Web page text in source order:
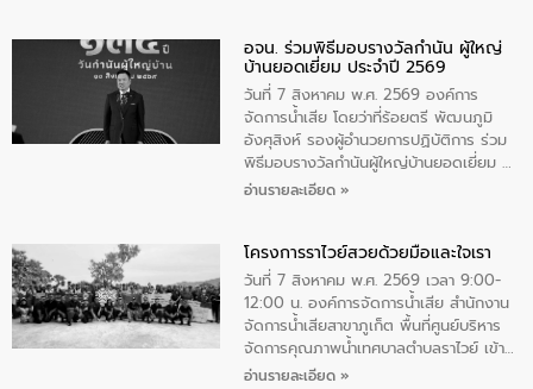
ทิพย์คำ รองผู้ว่าราชการจังหวัดมุกดาหาร
เป็นประธานในพิธี ณ เรือนจําชั่วคราวนาโสก
ตําบลนาโสก อําเภอเมืองมุกดาหาร จังหวัด
มุกดาหาร โดยในกิจกรรมได้ร่วมปลูกป่า และ
ทําความสะอาดภายในบริเวณ จัดกิจกรรม
เพื่อถวายเป็นพระราชกุศล สมเด็จพระนาง
เจ้าสิริกิติ์พระบรมราชินีนาถ พระบรมราช
อจน. ร่วมพิธีมอบรางวัลกำนัน ผู้ใหญ่
บ้านยอดเยี่ยม ประจำปี 2569
วันที่ 7 สิงหาคม พ.ศ. 2569 องค์การ
จัดการน้ำเสีย โดยว่าที่ร้อยตรี พัฒนภูมิ
อังศุสิงห์ รองผู้อำนวยการปฏิบัติการ ร่วม
พิธีมอบรางวัลกำนันผู้ใหญ่บ้านยอดเยี่ยม ณ
ทำเนียบรัฐบาล โดยมีนายอนุทิน ชาญวีรกูล
ทองคำและประกาศเกียรติคุณให้แก่ กำนัน
ผู้ใหญ่บ้านยอดเยี่ยม พร้อมกล่าวชื่นชม ให้
โอวาท และมอบนโยบาย
อ่านรายละเอียด »
โครงการราไวย์สวยด้วยมือและใจเรา
วันที่ 7 สิงหาคม พ.ศ. 2569 เวลา 9:00-
12:00 น. องค์การจัดการน้ำเสีย สำนักงาน
จัดการน้ำเสียสาขาภูเก็ต พื้นที่ศูนย์บริหาร
จัดการคุณภาพน้ำเทศบาลตำบลราไวย์ เข้า
ร่วมโครงการราไวย์สวยด้วยมือและใจเรา
อ่านรายละเอียด »